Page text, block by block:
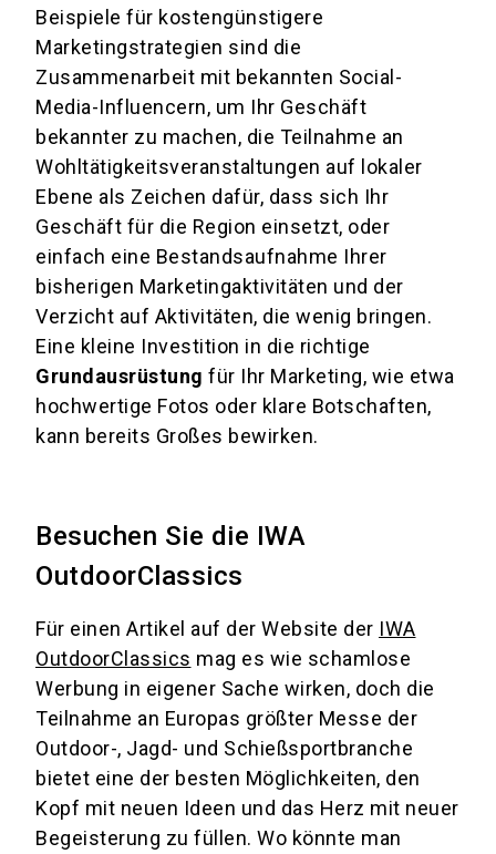
Beispiele für kostengünstigere
Marketingstrategien sind die
Zusammenarbeit mit bekannten Social-
Media-Influencern, um Ihr Geschäft
bekannter zu machen, die Teilnahme an
Wohltätigkeitsveranstaltungen auf lokaler
Ebene als Zeichen dafür, dass sich Ihr
Geschäft für die Region einsetzt, oder
einfach eine Bestandsaufnahme Ihrer
bisherigen Marketingaktivitäten und der
Verzicht auf Aktivitäten, die wenig bringen.
Eine kleine Investition in die richtige
Grundausrüstung für Ihr Marketing, wie etwa
hochwertige Fotos oder klare Botschaften,
kann bereits Großes bewirken.
Besuchen Sie die IWA
OutdoorClassics
Für einen Artikel auf der Website der IWA
OutdoorClassics mag es wie schamlose
Werbung in eigener Sache wirken, doch die
Teilnahme an Europas größter Messe der
Outdoor-, Jagd- und Schießsportbranche
bietet eine der besten Möglichkeiten, den
Kopf mit neuen Ideen und das Herz mit neuer
Begeisterung zu füllen. Wo könnte man